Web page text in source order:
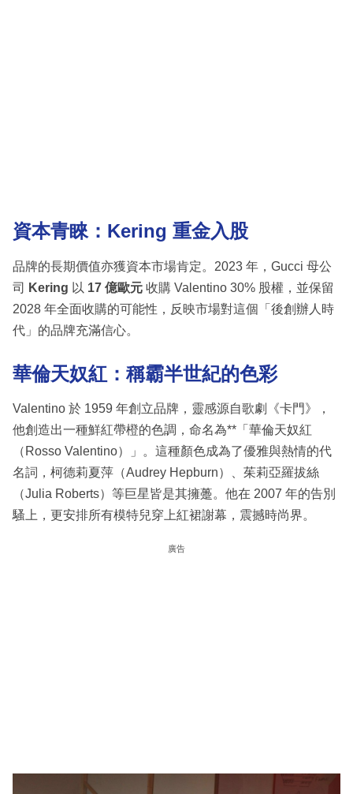
資本青睞：Kering 重金入股
品牌的長期價值亦獲資本市場肯定。2023 年，Gucci 母公
司
Kering 以 17 億歐元 收購 Valentino 30% 股權，並保留
2028 年全面收購的可能性，反映市場對這個「後創辦人時
代」的品牌充滿信心。
華倫天奴紅：稱霸半世紀的色彩
Valentino 於 1959 年創立品牌，靈感源自歌劇《卡門》，
他創造出一種鮮紅帶橙的色調，命名為**「華倫天奴紅
（Rosso Valentino）」。這種顏色成為了優雅與熱情的代
名詞，柯德莉夏萍（Audrey Hepburn）、茱莉亞羅拔絲
（Julia Roberts）等巨星皆是其擁躉。他在 2007 年的告別
騷上，更安排所有模特兒穿上紅裙謝幕，震撼時尚界。
廣告